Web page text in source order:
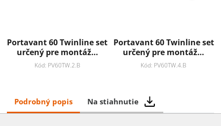
Portavant 60 Twinline set
určený pre montáž…
Kód: PV60TW.2.B
Portavant 60 Twinline set
určený pre montáž…
Kód: PV60TW.4.B
Podrobný popis Na stiahnutie